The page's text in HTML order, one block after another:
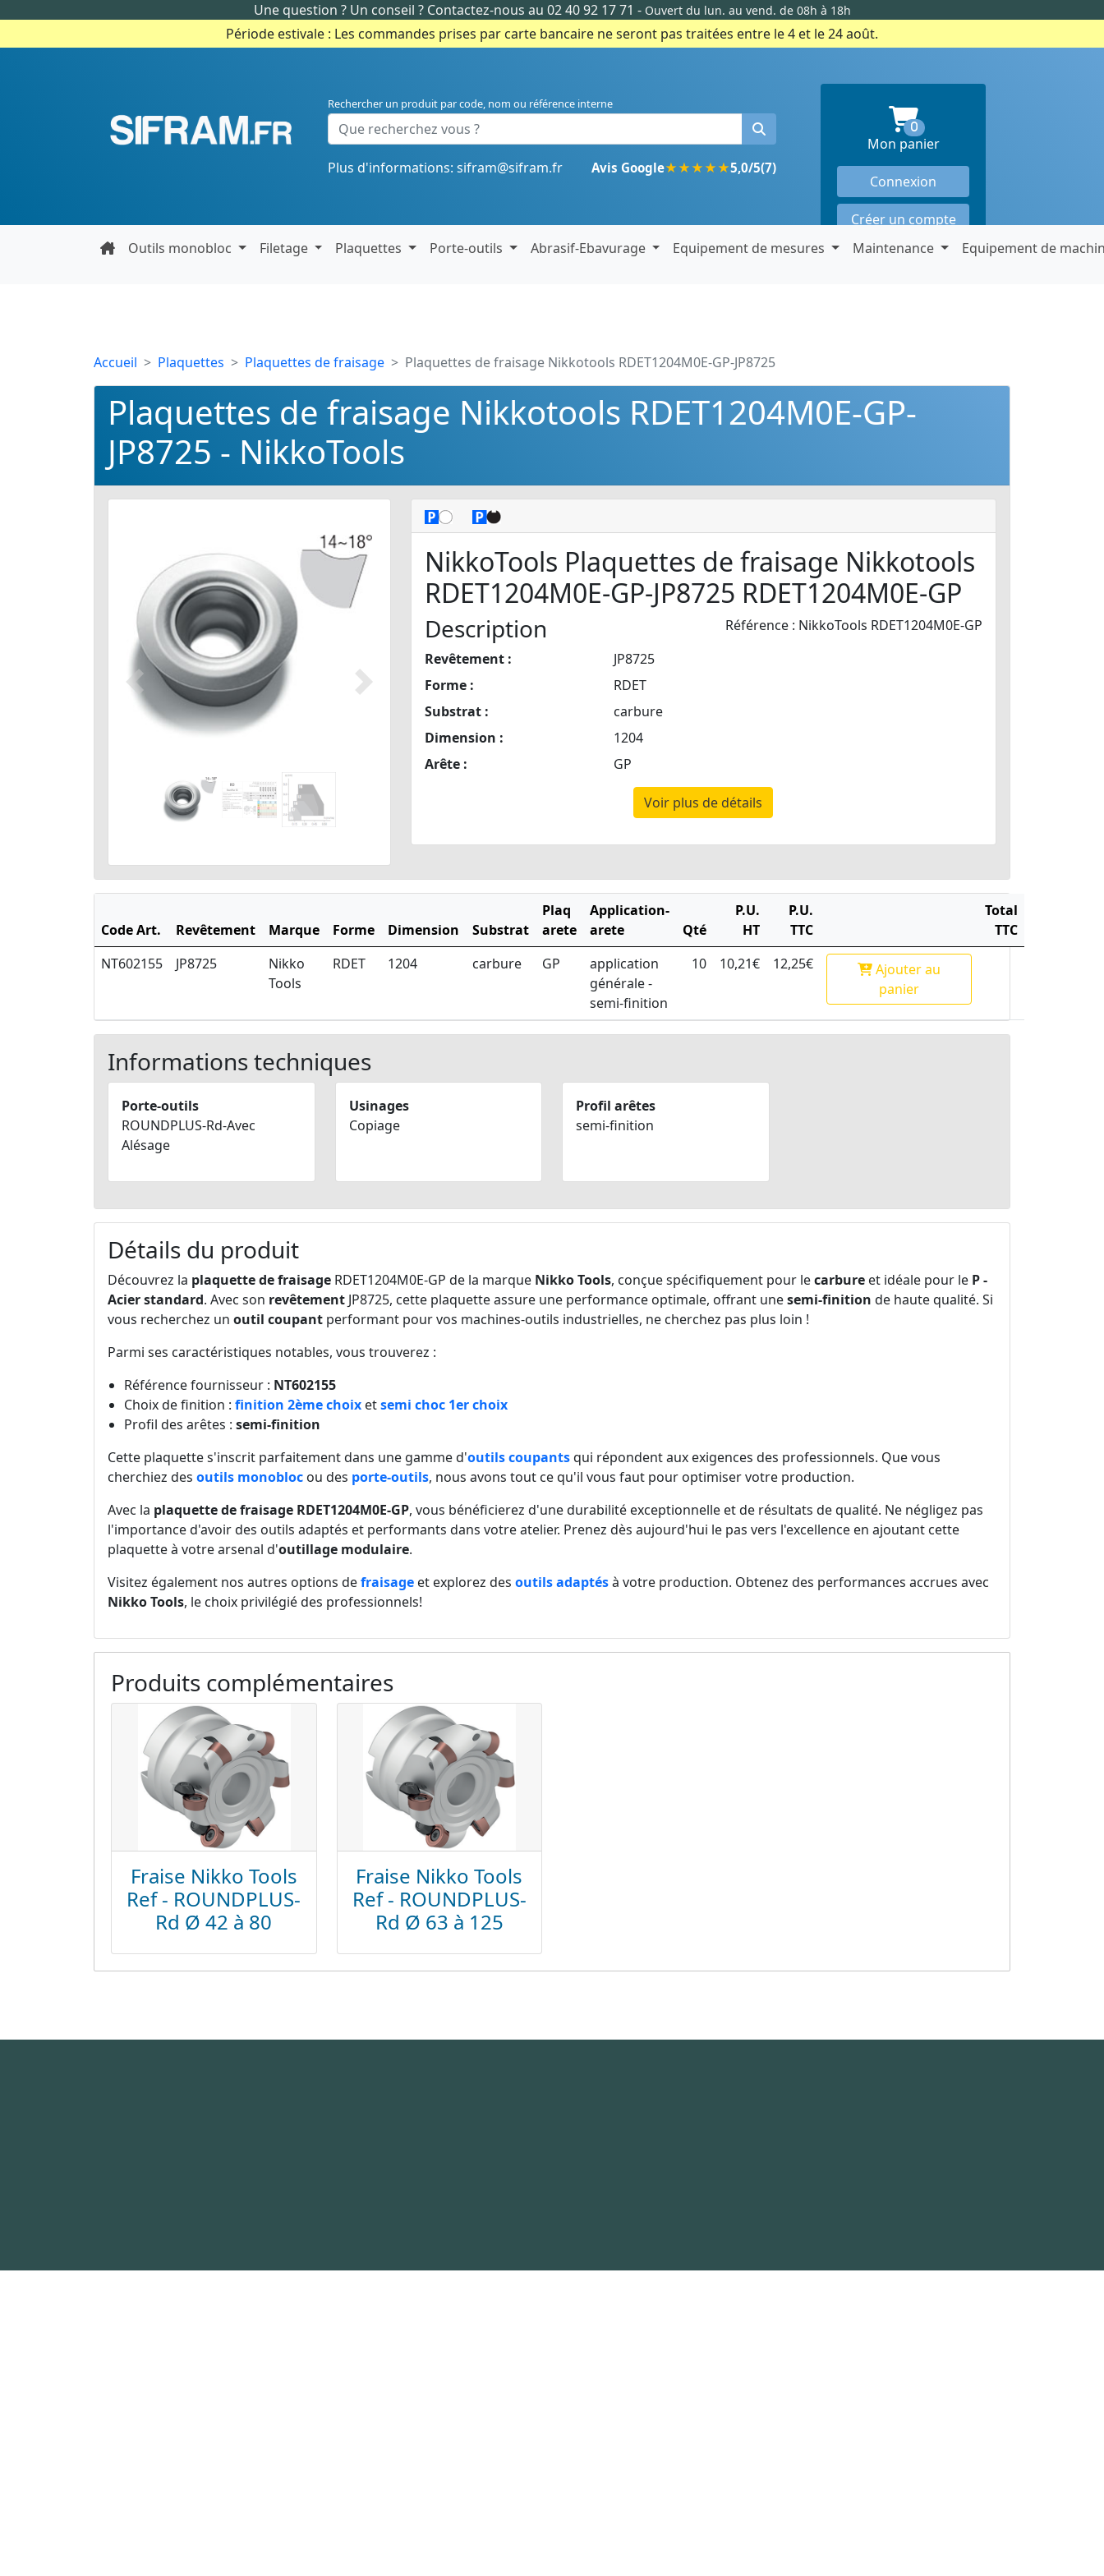
Une question ? Un conseil ?Contactez-nous au 02 40 92 17 71 - Ouvert du lun. au vend. de 08h à 18h
Période estivale : Les commandes prises par carte bancaire ne seront pas traitées entre le 4 et le 24 août.
Rechercher un produit par code, nom ou référence interne
Plus d'informations: sifram@sifram.fr Avis Google★★★★★5,0/5(7)
0produits en panier
Mon panier
Connexion
Créer un compte
Outils monobloc
Filetage Plaquettes Porte-outils Abrasif-Ebavurage Equipement de mesures Maintenance Equipement de
Accueil Plaquettes Plaquettes de fraisage Plaquettes de fraisage Nikkotools RDET1204M0E-GP-JP8725
Plaquettes de fraisage Nikkotools RDET1204M0E-GP-
JP8725 - NikkoTools
Précédent Suivant
NikkoTools Plaquettes de fraisage Nikkotools
RDET1204M0E-GP-JP8725 RDET1204M0E-GP
Référence : NikkoTools RDET1204M0E-GP
Description
Revêtement :
JP8725
Forme :
RDET
Substrat :
carbure
Dimension :
1204
Arête :
GP
Voir plus de détails
Code Art. Revêtement Marque Forme Dimension Substrat
Plaq
arete
Application-
arete
Qté
P.U.
HT
P.U.
TTC
Total
TTC
NT602155
JP8725
Nikko
Tools
RDET 1204 carbure GP
application
générale -
semi-finition
10 10,21€ 12,25€ Ajouterau
panier
Informations techniques
Porte-outils
ROUNDPLUS-Rd-Avec
Alésage
Usinages
Copiage
Profil arêtes
semi-finition
Détails du produit
Découvrez la plaquette de fraisage RDET1204M0E-GP de la marque Nikko Tools, conçue spécifiquement pour lecarbure et idéale pour le P -
Acier standard. Avec son revêtement JP8725, cette plaquette assure une performance optimale, offrant unesemi-finition de haute qualité. Si
vous recherchez un outil coupant performant pour vos machines-outils industrielles, ne cherchez pas plus loin !
Parmi ses caractéristiques notables, vous trouverez :
Référence fournisseur : NT602155
Choix de finition : finition 2ème choix etsemi choc 1er choix
Profil des arêtes : semi-finition
Cette plaquette s'inscrit parfaitement dans une gamme d'outils coupantsqui répondent aux exigences des professionnels. Que vous
cherchiez des outils monobloc ou des porte-outils, nous avons tout ce qu'il vous faut pour optimiser votre production.
Avec la plaquette de fraisage RDET1204M0E-GP, vous bénéficierez d'une durabilité exceptionnelle et de résultats de qualité. Ne négligez pas
l'importance d'avoir des outils adaptés et performants dans votre atelier. Prenez dès aujourd'hui le pas vers l'excellence en ajoutant cette
plaquette à votre arsenal d'outillage modulaire.
Visitez également nos autres options defraisage et explorez des outils adaptésà votre production. Obtenez des performances accrues avec
Nikko Tools, le choix privilégié des professionnels!
Produits complémentaires
Fraise Nikko Tools
Ref - ROUNDPLUS-
Rd Ø 42 à 80
Fraise Nikko Tools
Ref - ROUNDPLUS-
Rd Ø 63 à 125
SIFRAM
Tél :+33(0)2 40 92 17 71
Conditions générales de ventes